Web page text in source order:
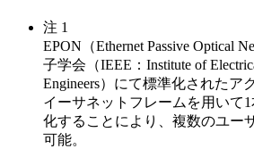
注 1
EPON（Ethernet Passive Optical
子学会（IEEE：Institute of
Engineers）にて標準化されたア
イーサネットフレームを用いて
化することにより、複数のユー
可能。